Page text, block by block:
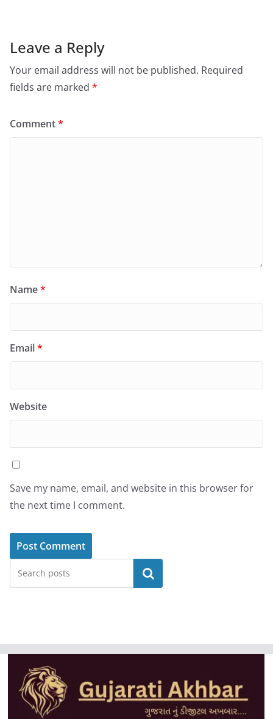
Leave a Reply
Your email address will not be published. Required
fields are marked *
Comment*
Name*
Email*
Website
Save my name, email, and website in this browser for
the next time I comment.
Search